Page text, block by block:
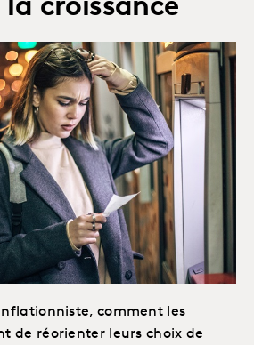
la croissance
comment les
de réorienter leurs choix de